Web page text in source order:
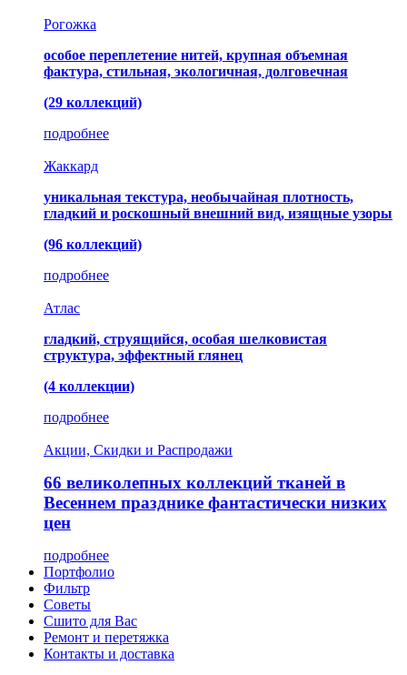
Рогожка
особое переплетение нитей, крупная объемная
фактура, стильная, экологичная, долговечная
(29 коллекций)
подробнее
Жаккард
уникальная текстура, необычайная плотность,
гладкий и роскошный внешний вид, изящные узоры
(96 коллекций)
подробнее
Атлас
гладкий, струящийся, особая шелковистая
структура, эффектный глянец
(4 коллекции)
подробнее
Акции, Скидки и Распродажи
66 великолепных коллекций тканей в
Весеннем празднике фантастически низких
цен
подробнее
Портфолио
Фильтр
Советы
Сшито для Вас
Ремонт и перетяжка
Контакты и доставка